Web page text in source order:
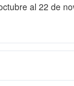
al 22 de